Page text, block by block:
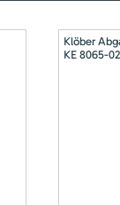
Klöber
KE 8065-